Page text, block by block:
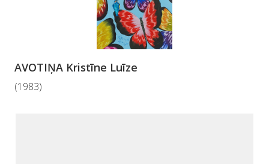
AVOTIŅA Kristīne Luīze
(1983)